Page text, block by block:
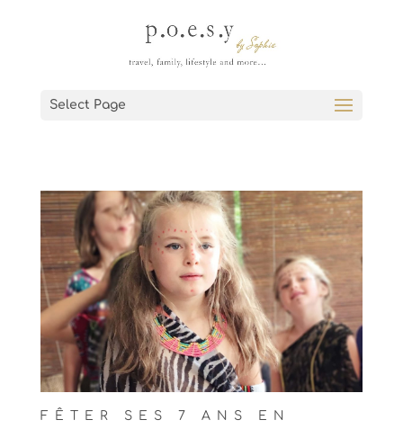
Select Page
FÊTER SES 7 ANS EN